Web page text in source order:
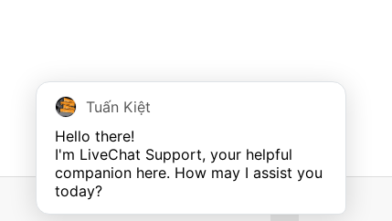
Tuấn Kiệt
Hello there!
I'm LiveChat Support, your helpful
companion here. How may I assist you
today?